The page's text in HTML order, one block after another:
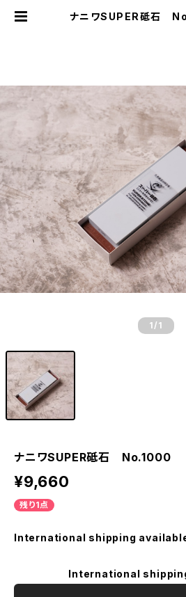
ナニワSUPER砥石
1 /1
ナニワSUPER砥石 No.1000
¥9,660
残り1点
International shipping
International